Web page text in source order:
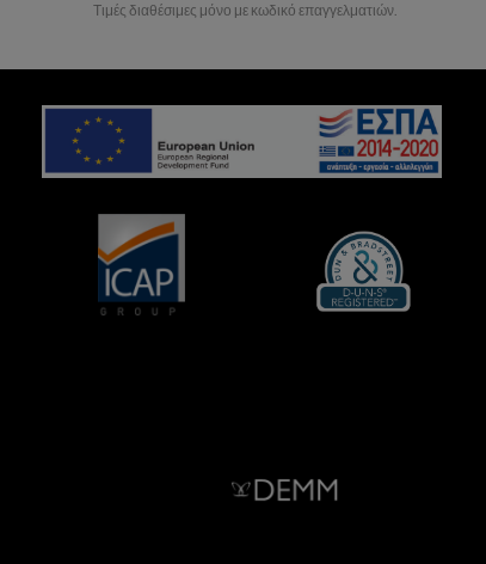
Τιμές διαθέσιμες μόνο με κωδικό επαγγελματιών.